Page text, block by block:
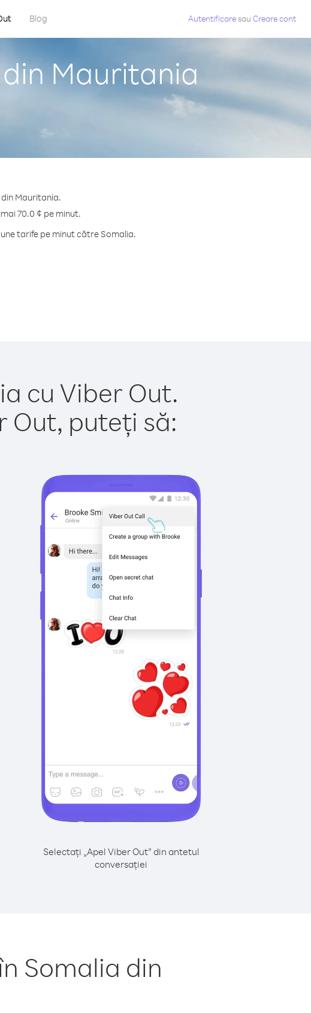
Blog Autentificaresau Creare cont
Mauritania
Mauritania.
70.0 ¢ pe minut.
tarife pe minut către Somalia.
cu Viber Out.
Out, puteți să:
Selectați „Apel Viber Out” din antetul
conversației
Somalia din